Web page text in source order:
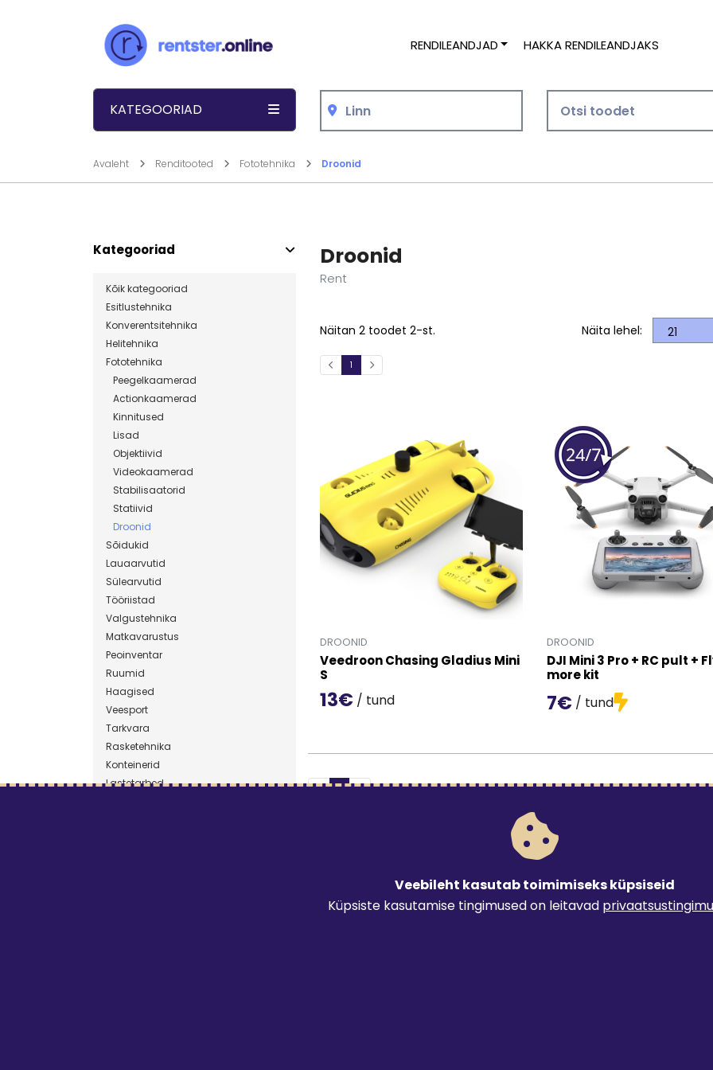
RENDILEANDJAD HAKKA RENDILEANDJAKS
KATEGOORIAD
Avaleht Renditooted Fototehnika Droonid
Kategooriad
Kõik kategooriad
Esitlustehnika
Konverentsitehnika
Helitehnika
Fototehnika
Peegelkaamerad
Actionkaamerad
Kinnitused
Lisad
Objektiivid
Videokaamerad
Stabilisaatorid
Statiivid
Droonid
Sõidukid
Lauaarvutid
Sülearvutid
Tööriistad
Valgustehnika
Matkavarustus
Peoinventar
Ruumid
Haagised
Veesport
Tarkvara
Rasketehnika
Konteinerid
Lastetarbed
Droonid
Rent
Näitan 2 toodet 2-st. Näita lehel:
1
DROONID
Veedroon Chasing Gladius Mini
S
13€ / tund
DROONID
DJI Mini 3 Pro + RC pult +
more kit
7€ / tund
1
Veebileht kasutab toimimiseks küpsiseid
Küpsiste kasutamise tingimused on leitavad